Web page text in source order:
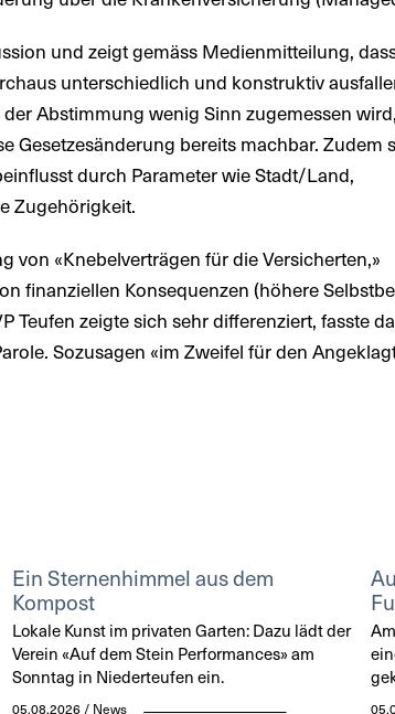
und zeigt gemäss Medienmitteilung,
unterschiedlich und konstruktiv
Abstimmung wenig Sinn zugemessen
Gesetzesänderung bereits machbar. Zudem
durch Parameter wie Stadt/Land,
Zugehörigkeit.
von «Knebelverträgen für die Versicherten,»
finanziellen Konsequenzen (höhere
Teufen zeigte sich sehr differenziert, fasste
Sozusagen «im Zweifel für den
Ein Sternenhimmel aus dem
Kompost
Lokale Kunst im privaten Garten: Dazu lädt der
Verein «Auf dem Stein Performances» am
Sonntag in Niederteufen ein.
05.08.2026 / News